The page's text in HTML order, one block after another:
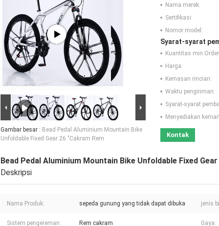
Gambar besar : Bead Pedal Aluminium Mountain Bike
Unfoldable Fixed Gear 26 "Cakram Rem
Nama merek:
Sertifikasi:
Nomor model:
Syarat-syarat
Kuantitas min
Harga:
Kemasan rincian:
Waktu pengiriman:
Syarat-syarat
Menyediakan
Kontak
Bead Pedal Aluminium Mountain Bike Unfoldable Fixed
Deskripsi
Nama Produk: sepeda gunung yang tidak dapat dibuka jenis
Sistem pengereman: Rem cakram Gaya: